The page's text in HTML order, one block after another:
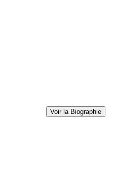
Voir la Biographie